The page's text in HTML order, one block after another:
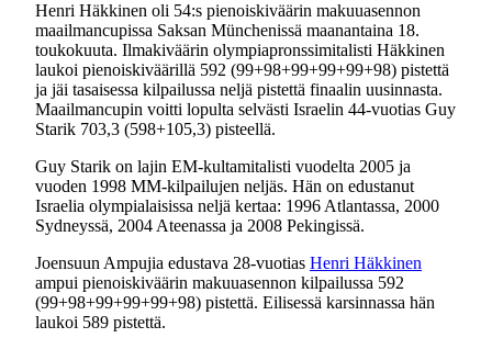
Henri Häkkinen oli 54:s pienoiskiväärin makuuasennon
maailmancupissa Saksan Münchenissä maanantaina 18.
toukokuuta. Ilmakiväärin olympiapronssimitalisti Häkkinen
laukoi pienoiskiväärillä 592 (99+98+99+99+99+98) pistettä
ja jäi tasaisessa kilpailussa neljä pistettä finaalin uusinnasta.
Maailmancupin voitti lopulta selvästi Israelin 44-vuotias Guy
Starik 703,3 (598+105,3) pisteellä.
Guy Starik on lajin EM-kultamitalisti vuodelta 2005 ja
vuoden 1998 MM-kilpailujen neljäs. Hän on edustanut
Israelia olympialaisissa neljä kertaa: 1996 Atlantassa, 2000
Sydneyssä, 2004 Ateenassa ja 2008 Pekingissä.
Joensuun Ampujia edustava 28-vuotias Henri Häkkinen
ampui pienoiskiväärin makuuasennon kilpailussa 592
(99+98+99+99+99+98) pistettä. Eilisessä karsinnassa hän
laukoi 589 pistettä.